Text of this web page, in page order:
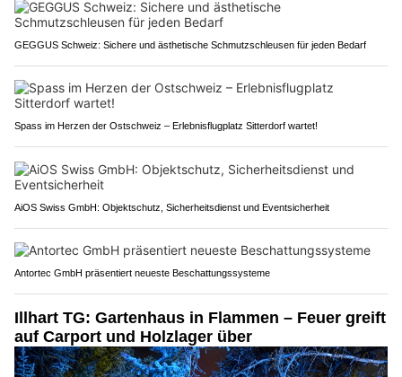
GEGGUS Schweiz: Sichere und ästhetische Schmutzschleusen für jeden Bedarf
Spass im Herzen der Ostschweiz – Erlebnisflugplatz Sitterdorf wartet!
AiOS Swiss GmbH: Objektschutz, Sicherheitsdienst und Eventsicherheit
Antortec GmbH präsentiert neueste Beschattungssysteme
Illhart TG: Gartenhaus in Flammen – Feuer greift
auf Carport und Holzlager über